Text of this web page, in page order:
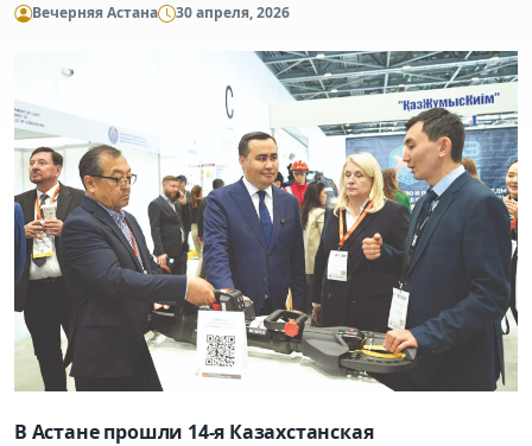
Вечерняя Астана 30 апреля, 2026
В Астане прошли 14-я Казахстанская